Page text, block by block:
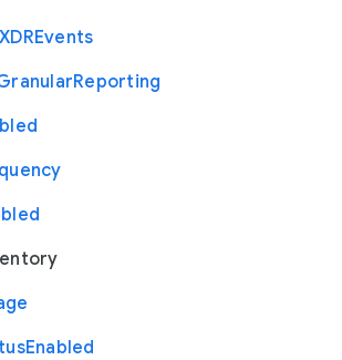
XDREvents
Reporting
Enabled